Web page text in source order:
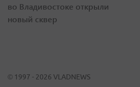
во Владивостоке открыли
новый сквер
© 1997 - 2026 VLADNEWS